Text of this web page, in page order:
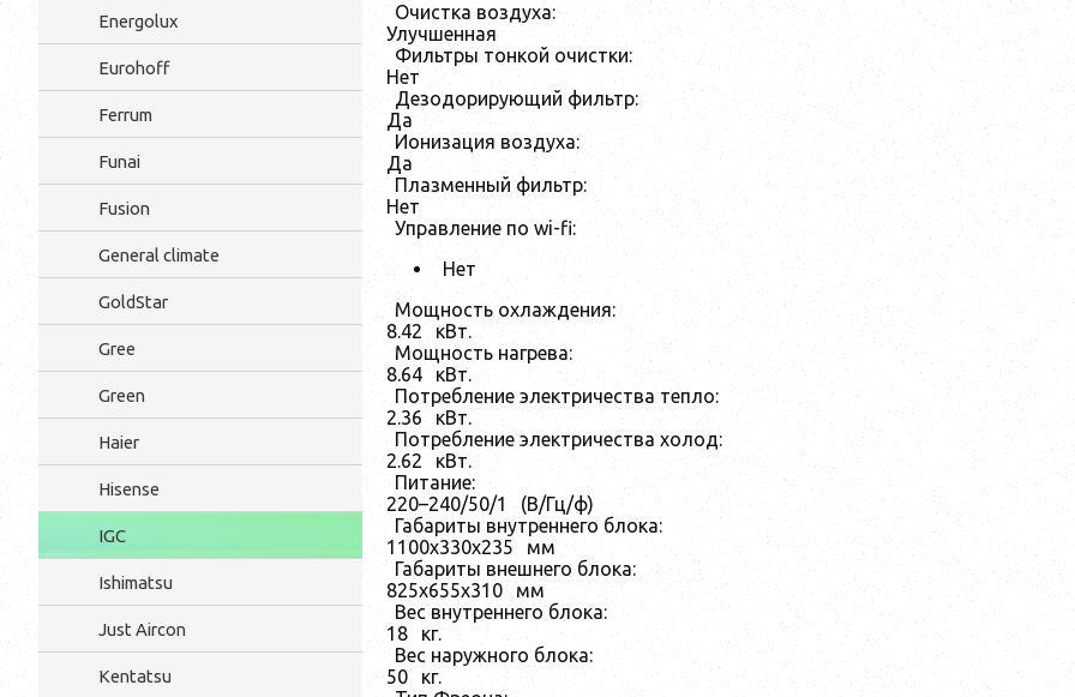
Energolux
Eurohoff
Ferrum
Funai
Fusion
General climate
GoldStar
Gree
Green
Haier
Hisense
IGC
Ishimatsu
Just Aircon
Kentatsu
Очистка воздуха:
Улучшенная
Фильтры тонкой очистки:
Нет
Дезодорирующий фильтр:
Да
Ионизация воздуха:
Да
Плазменный фильтр:
Нет
Управление по wi-fi:
Нет
Мощность охлаждения:
8.42
кВт.
Мощность нагрева:
8.64
кВт.
Потребление электричества тепло:
2.36
кВт.
Потребление электричества холод:
2.62
кВт.
Питание:
220–240/50/1
(В/Гц/ф)
Габариты внутреннего блока:
1100x330x235
мм
Габариты внешнего блока:
825x655x310
мм
Вес внутреннего блока:
18
кг.
Вес наружного блока:
50
кг.